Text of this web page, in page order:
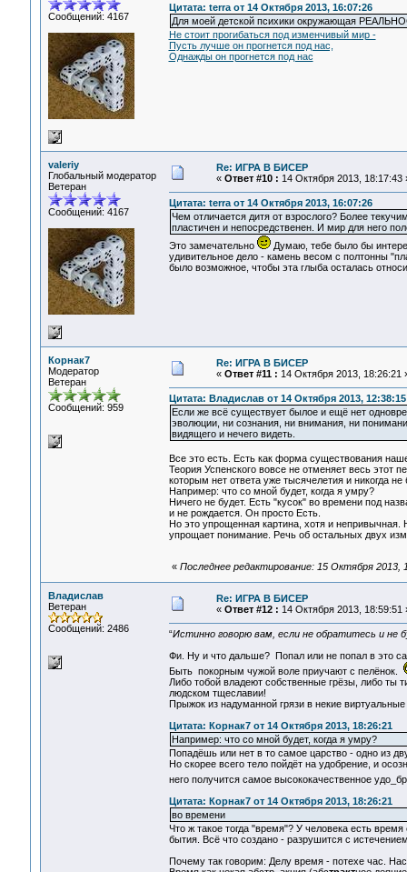
Сообщений: 4167
Цитата: terra от 14 Октября 2013, 16:07:26
Для моей детской психики окружающая
Не стоит прогибаться под изменчивый мир -
Пусть лучше он прогнется под нас,
Однажды он прогнется под нас
valeriy
Глобальный модератор
Ветеран
Сообщений: 4167
Re: ИГРА В БИСЕР
« Ответ #10 : 14 Октября 2013, 18:17:43
Цитата: terra от 14 Октября 2013, 16:07:26
Чем отличается дитя от взрослого? Более
пластичен и непосредственен. И мир для него
Это замечательно
Думаю, тебе было бы
удивительное дело - камень весом с полтонны
было возможное, чтобы эта глыба осталась
Корнак7
Модератор
Ветеран
Сообщений: 959
Re: ИГРА В БИСЕР
« Ответ #11 : 14 Октября 2013, 18:26:21
Цитата: Владислав от 14 Октября 2013, 12:38:15
Если же всё существует былое и ещё нет
эволюции, ни сознания, ни внимания, ни
видящего и нечего видеть.
Все это есть. Есть как форма существования
Теория Успенского вовсе не отменяет весь этот
которым нет ответа уже тысячелетия и никогда не
Например: что со мной будет, когда я умру?
Ничего не будет. Есть "кусок" во времени под
и не рождается. Он просто Есть.
Но это упрощенная картина, хотя и
упрощает понимание. Речь об остальных двух
« Последнее редактирование: 15 Октября 2013,
Владислав
Ветеран
Сообщений: 2486
Re: ИГРА В БИСЕР
« Ответ #12 : 14 Октября 2013, 18:59:51
“Истинно говорю вам, если не обратитесь и не
Фи. Ну и что дальше? Попал или не попал в это
Быть покорным чужой воле приучают с пелёнок.
Либо тобой владеют собственные грёзы, либо
людском тщеславии!
Прыжок из надуманной грязи в некие виртуальные
Цитата: Корнак7 от 14 Октября 2013, 18:26:21
Например: что со мной будет, когда я умру?
Попадёшь или нет в то самое царство - одно из
Но скорее всего тело пойдёт на удобрение, и
него получится самое высококачественное
Цитата: Корнак7 от 14 Октября 2013, 18:26:21
во времени
Что ж такое тогда "время"? У человека есть
бытия. Всё что создано - разрушится с
Почему так говорим: Делу время - потехе час.